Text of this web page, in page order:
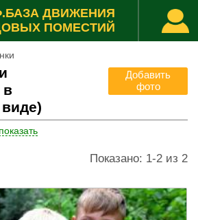
ДВИЖЕНИЯ
ПОМЕСТИЙ
Добавить
фото
показать
Показано: 1-2 из 2